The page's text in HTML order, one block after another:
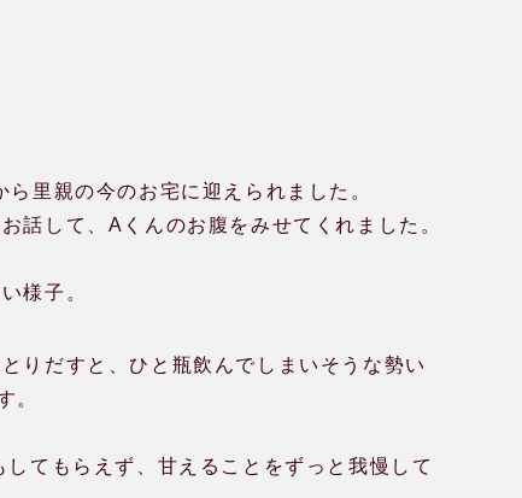
里親の今のお宅に迎えられました。
話して、Aくんのお腹をみせてくれました。
様子。
りだすと、ひと瓶飲んでしまいそうな勢い
。
てもらえず、甘えることをずっと我慢して